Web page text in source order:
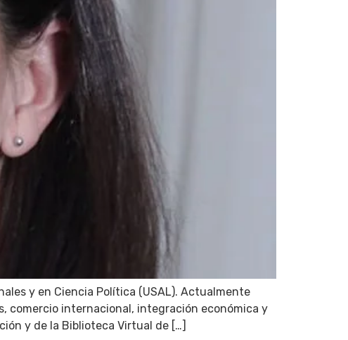
y en Ciencia Política (USAL). Actualmente
comercio internacional, integración económica y
y de la Biblioteca Virtual de […]